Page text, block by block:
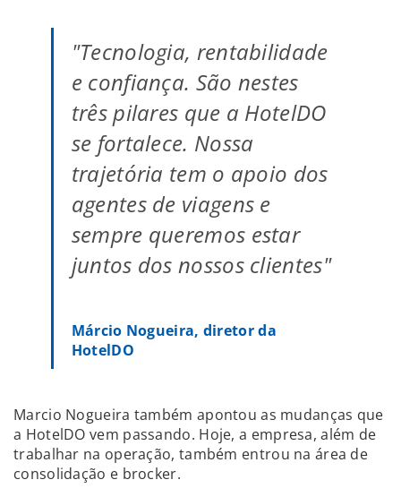
"Tecnologia, rentabilidade
e confiança. São nestes
três pilares que a HotelDO
se fortalece. Nossa
trajetória tem o apoio dos
agentes de viagens e
sempre queremos estar
juntos dos nossos clientes"
Márcio Nogueira, diretor da
HotelDO
Marcio Nogueira também apontou as mudanças que
a HotelDO vem passando. Hoje, a empresa, além de
trabalhar na operação, também entrou na área de
consolidação e brocker.